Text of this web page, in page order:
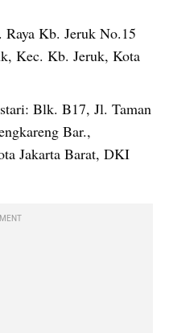
Kb. Jeruk No.15
Kec. Kb. Jeruk, Kota
Blk. B17, Jl. Taman
Bar.,
Jakarta Barat, DKI